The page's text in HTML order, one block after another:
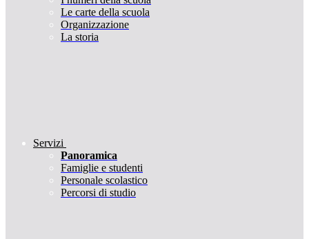
Le carte della scuola
Organizzazione
La storia
Servizi
Panoramica
Famiglie e studenti
Personale scolastico
Percorsi di studio